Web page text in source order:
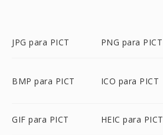
JPG para PICT PNG para PICT
BMP para PICT ICO para PICT
GIF para PICT HEIC para PICT